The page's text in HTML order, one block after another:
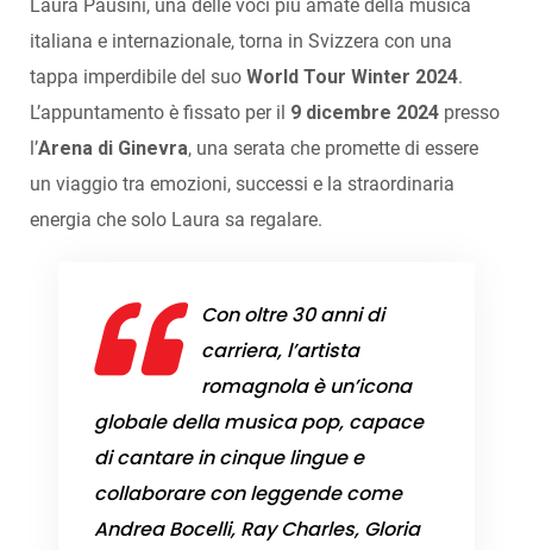
Laura Pausini, una delle voci più amate della musica
italiana e internazionale, torna in Svizzera con una
tappa imperdibile del suo World Tour Winter 2024.
L’appuntamento è fissato per il 9 dicembre 2024 presso
l’Arena di Ginevra, una serata che promette di essere
un viaggio tra emozioni, successi e la straordinaria
energia che solo Laura sa regalare.
Con oltre 30 anni di
carriera, l’artista
romagnola è un’icona
globale della musica pop, capace
di cantare in cinque lingue e
collaborare con leggende come
Andrea Bocelli, Ray Charles, Gloria